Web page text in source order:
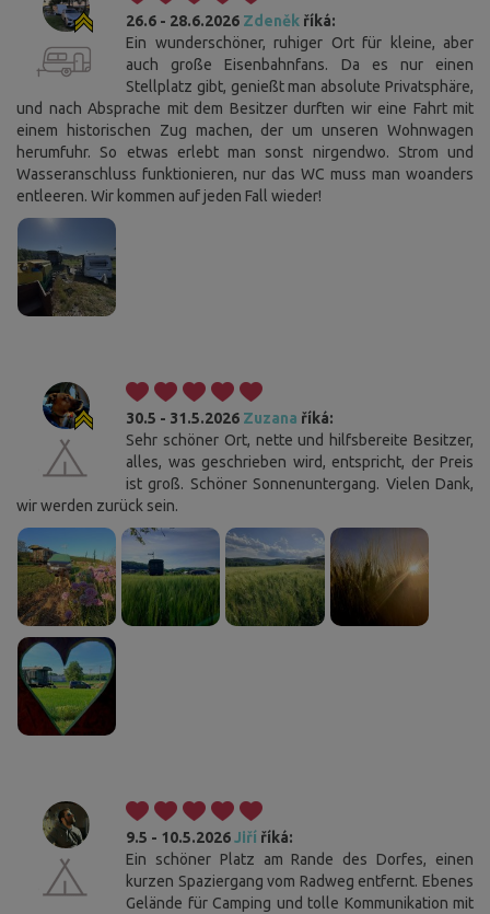
26.6 - 28.6.2026 Zdeněk říká:
Ein wunderschöner, ruhiger Ort für kleine, aber
auch große Eisenbahnfans. Da es nur einen
Stellplatz gibt, genießt man absolute Privatsphäre,
und nach Absprache mit dem Besitzer durften wir eine Fahrt mit
einem historischen Zug machen, der um unseren Wohnwagen
herumfuhr. So etwas erlebt man sonst nirgendwo. Strom und
Wasseranschluss funktionieren, nur das WC muss man woanders
entleeren. Wir kommen auf jeden Fall wieder!
30.5 - 31.5.2026 Zuzana říká:
Sehr schöner Ort, nette und hilfsbereite Besitzer,
alles, was geschrieben wird, entspricht, der Preis
ist groß. Schöner Sonnenuntergang. Vielen Dank,
wir werden zurück sein.
9.5 - 10.5.2026Jiří říká:
Ein schöner Platz am Rande des Dorfes, einen
kurzen Spaziergang vom Radweg entfernt. Ebenes
Gelände für Camping und tolle Kommunikation mit